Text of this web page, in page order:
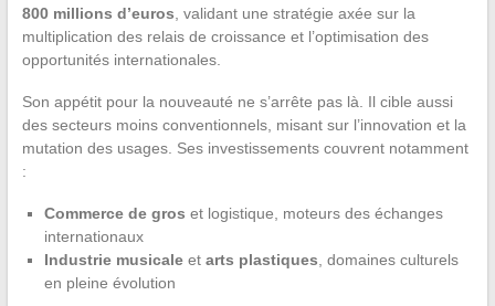
800 millions d’euros , validant une stratégie axée sur la
multiplication des relais de croissance et l’optimisation des
opportunités internationales.
Son appétit pour la nouveauté ne s’arrête pas là. Il cible aussi
des secteurs moins conventionnels, misant sur l’innovation et la
mutation des usages. Ses investissements couvrent notamment
:
Commerce de gros et logistique, moteurs des échanges
internationaux
Industrie musicaleet arts plastiques , domaines culturels
en pleine évolution